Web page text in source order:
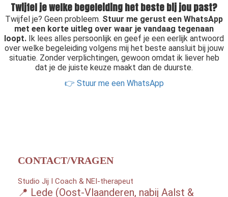
Twijfel je welke begeleiding het beste bij jou past?
Twijfel je? Geen probleem. Stuur me gerust een WhatsApp
met een korte uitleg over waar je vandaag tegenaan
loopt. Ik lees alles persoonlijk en geef je een eerlijk antwoord
over welke begeleiding volgens mij het beste aansluit bij jouw
situatie. Zonder verplichtingen, gewoon omdat ik liever heb
dat je de juiste keuze maakt dan de duurste.
👉 Stuur me een WhatsApp
CONTACT/VRAGEN
Studio Jij I Coach & NEI-therapeut
📍 Lede (Oost-Vlaanderen, nabij Aalst &